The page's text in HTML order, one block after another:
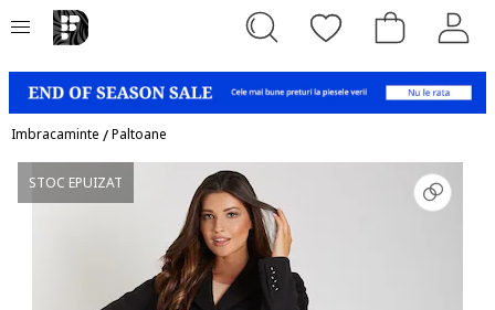
Imbracaminte /Paltoane
STOC EPUIZAT